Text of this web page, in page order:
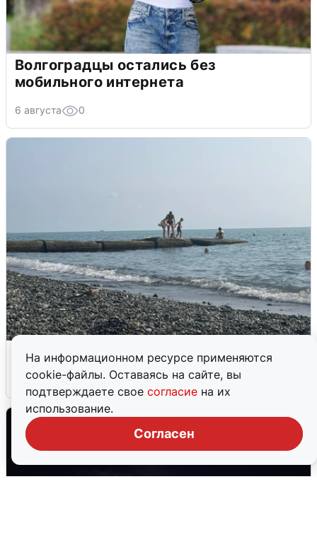
На информационном ресурсе применяются
cookie-файлы. Оставаясь на сайте, вы
подтверждаете свое согласие на их
использование.
Согласен
Волгоградцы остались без
мобильного интернета
6 августа 0
Сирены в Сочи: новая угроза БПЛА
6 августа 0